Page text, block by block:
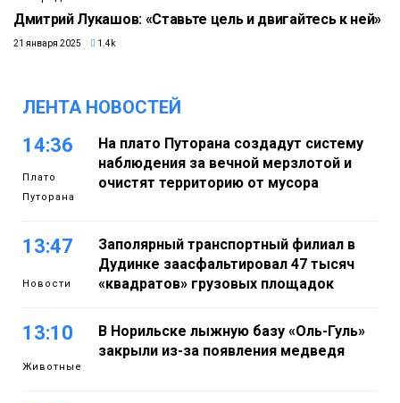
Дмитрий Лукашов: «Ставьте цель и двигайтесь к ней»
21 января 2025 1.4k
ЛЕНТА НОВОСТЕЙ
14:36
Плато
Путорана
На плато Путорана создадут систему
наблюдения за вечной мерзлотой и
очистят территорию от мусора
13:47
Новости
Заполярный транспортный филиал в
Дудинке заасфальтировал 47 тысяч
«квадратов» грузовых площадок
13:10
Животные
В Норильске лыжную базу «Оль-Гуль»
закрыли из-за появления медведя